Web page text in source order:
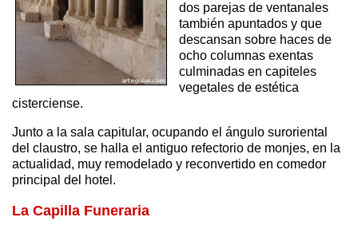
dos parejas de ventanales
también apuntados y que
descansan sobre haces de
ocho columnas exentas
culminadas en capiteles
vegetales de estética
cisterciense.
Junto a la sala capitular, ocupando el ángulo suroriental
del claustro, se halla el antiguo refectorio de monjes, en la
actualidad, muy remodelado y reconvertido en comedor
principal del hotel.
La Capilla Funeraria